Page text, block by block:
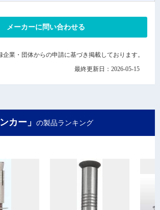
メーカーに問い合わせる
企業・団体からの申請に基づき掲載しております。
最終更新日：2026-05-15
カー」 の製品ランキング